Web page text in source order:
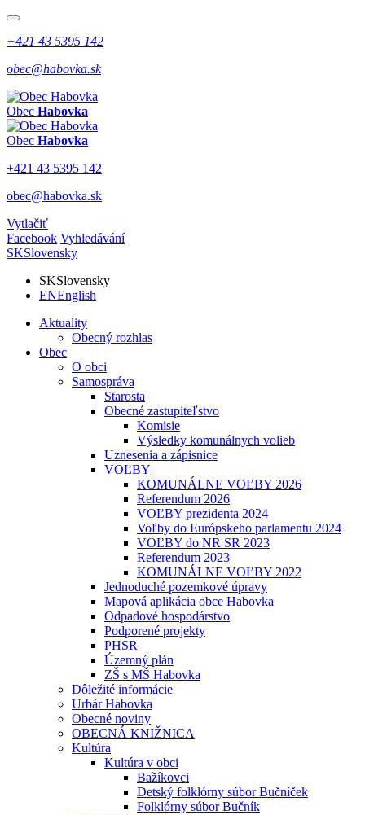
+421 43 5395 142
obec@habovka.sk
Obec Habovka
Obec Habovka
+421 43 5395 142
obec@habovka.sk
Vytlačiť
Facebook Vyhledávání
SKSlovensky
SKSlovensky
ENEnglish
Aktuality
Obecný rozhlas
Obec
O obci
Samospráva
Starosta
Obecné zastupiteľstvo
Komisie
Výsledky komunálnych volieb
Uznesenia a zápisnice
VOĽBY
KOMUNÁLNE VOĽBY 2026
Referendum 2026
VOĽBY prezidenta 2024
Voľby do Európskeho parlamentu 2024
VOĽBY do NR SR 2023
Referendum 2023
KOMUNÁLNE VOĽBY 2022
Jednoduché pozemkové úpravy
Mapová aplikácia obce Habovka
Odpadové hospodárstvo
Podporené projekty
PHSR
Územný plán
ZŠ s MŠ Habovka
Dôležité informácie
Urbár Habovka
Obecné noviny
OBECNÁ KNIŽNICA
Kultúra
Kultúra v obci
Bažíkovci
Detský folklórny súbor Bučníček
Folklórny súbor Bučník